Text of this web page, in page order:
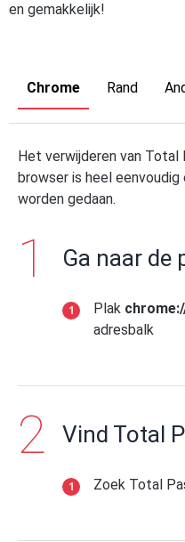
en gemakkelijk!
Chrome Rand
Het verwijderen van Total
browser is heel
worden gedaan.
Ga naar de
Plak
adresbalk
Vind Total
Zoek Total